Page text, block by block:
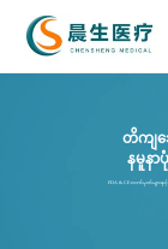
တိကျ
နမူနာ
FDA & CE လက်မှတ်များနှင့်